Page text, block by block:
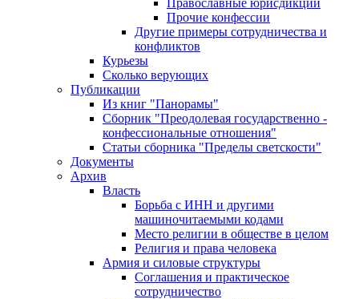
Православные юрисдикции
Прочие конфессии
Другие примеры сотрудничества и
конфликтов
Курьезы
Сколько верующих
Публикации
Из книг "Панорамы"
Сборник "Преодолевая государственно -
конфессиональные отношения"
Статьи сборника "Пределы светскости"
Документы
Архив
Власть
Борьба с ИНН и другими
машиночитаемыми кодами
Место религии в обществе в целом
Религия и права человека
Армия и силовые структуры
Соглашения и практическое
сотрудничество